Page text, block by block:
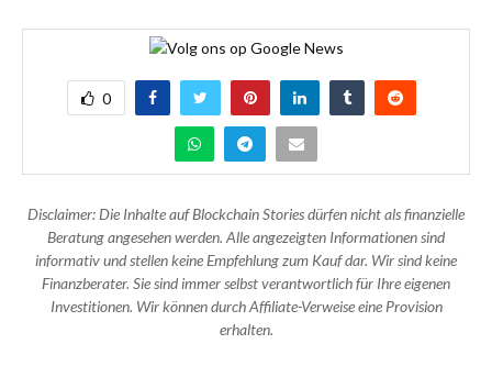
0
Disclaimer: Die Inhalte auf Blockchain Stories dürfen nicht als finanzielle
Beratung angesehen werden. Alle angezeigten Informationen sind
informativ und stellen keine Empfehlung zum Kauf dar. Wir sind keine
Finanzberater. Sie sind immer selbst verantwortlich für Ihre eigenen
Investitionen. Wir können durch Affiliate-Verweise eine Provision
erhalten.